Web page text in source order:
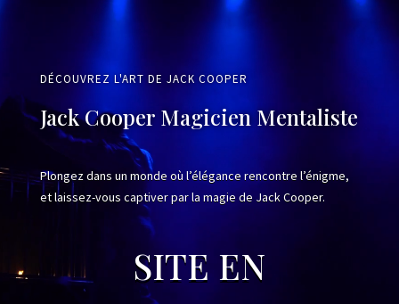
Video
DÉCOUVREZ L'ART DE JACK COOPER
Jack Cooper Magicien Mentaliste
Plongez dans un monde où l’élégance rencontre l’énigme,
et laissez-vous captiver par la magie de Jack Cooper.
SITE EN